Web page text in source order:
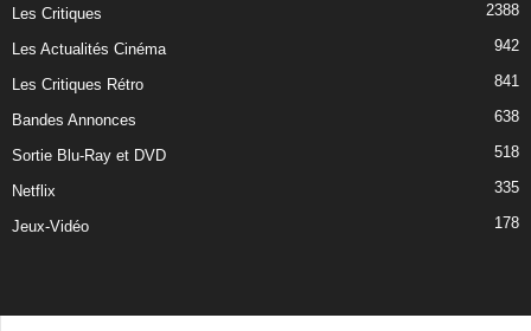
Les Critiques 2388
Les Actualités Cinéma 942
Les Critiques Rétro 841
Bandes Annonces 638
Sortie Blu-Ray et DVD 518
Netflix 335
Jeux-Vidéo 178